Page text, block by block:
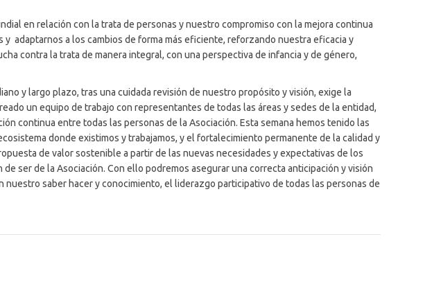
en relación con la trata de personas y nuestro compromiso con la mejora continua
adaptarnos a los cambios de forma más eficiente, reforzando nuestra eficacia y
contra la trata de manera integral, con una perspectiva de infancia y de género,
y largo plazo, tras una cuidada revisión de nuestro propósito y visión, exige la
un equipo de trabajo con representantes de todas las áreas y sedes de la entidad,
continua entre todas las personas de la Asociación. Esta semana hemos tenido las
donde existimos y trabajamos, y el fortalecimiento permanente de la calidad y
de valor sostenible a partir de las nuevas necesidades y expectativas de los
ser de la Asociación. Con ello podremos asegurar una correcta anticipación y visión
saber hacer y conocimiento, el liderazgo participativo de todas las personas de